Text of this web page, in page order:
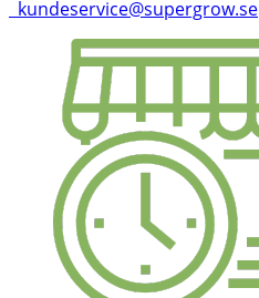
kundeservice@supergrow.se